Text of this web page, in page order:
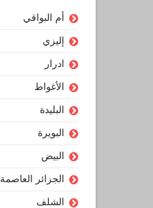
أم البواقي
إليزي
ادرار
الأغواط
البليدة
البويرة
البيض
الجزائر العاصمة
الشلف